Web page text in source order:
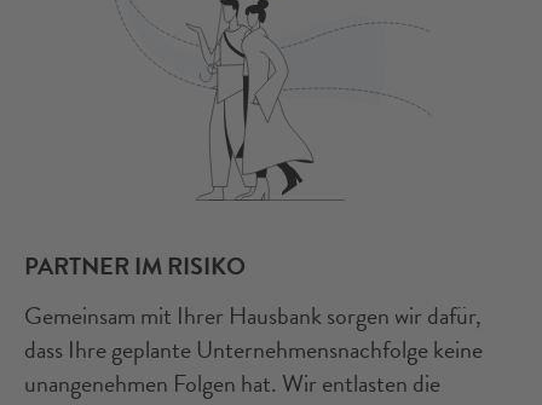
PARTNER IM RISIKO
Gemeinsam mit Ihrer Hausbank sorgen wir dafür,
dass Ihre geplante Unternehmensnachfolge keine
unangenehmen Folgen hat. Wir entlasten die